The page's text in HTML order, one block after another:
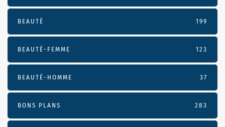
BEAUTÉ 199
BEAUTÉ-FEMME 123
BEAUTÉ-HOMME 37
BONS PLANS 283